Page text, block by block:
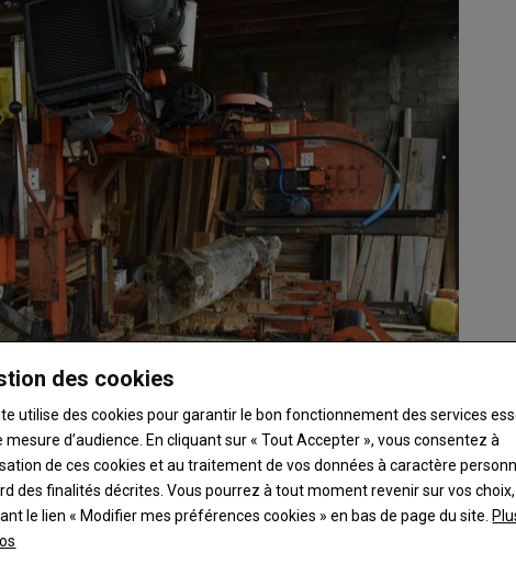
service peu répandu : des prestations de scierie mobile.
des cookies
utilise des cookies pour garantir le bon fonctionnement des services
mesure d’audience. En cliquant sur « Tout Accepter », vous consentez à
de ces cookies et au traitement de vos données à caractère
des finalités décrites. Vous pourrez à tout moment revenir sur vos
le lien « Modifier mes préférences cookies » en bas de page du site.